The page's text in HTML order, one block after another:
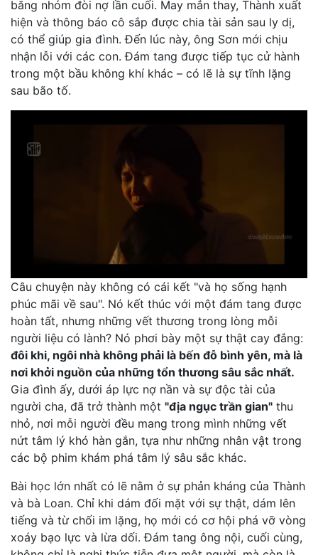
băng nhóm đòi nợ lần cuối. May mắn thay, Thành xuất
hiện và thông báo cô sắp được chia tài sản sau ly dị,
có thể giúp gia đình. Đến lúc này, ông Sơn mới chịu
nhận lỗi với các con. Đám tang được tiếp tục cử hành
trong một bầu không khí khác – có lẽ là sự tĩnh lặng
sau bão tố.
Câu chuyện này không có cái kết "và họ sống hạnh
phúc mãi về sau". Nó kết thúc với một đám tang được
hoàn tất, nhưng những vết thương trong lòng mỗi
người liệu có lành? Nó phơi bày một sự thật cay đắng:
đôi khi, ngôi nhà không phải là bến đỗ bình yên, mà là
nơi khởi nguồn của những tổn thương sâu sắc nhất.
Gia đình ấy, dưới áp lực nợ nần và sự độc tài của
người cha, đã trở thành một "địa ngục trần gian" thu
nhỏ, nơi mỗi người đều mang trong mình những vết
nứt tâm lý khó hàn gắn, tựa như những nhân vật trong
các bộ phim khám phá tâm lý sâu sắc khác.
Bài học lớn nhất có lẽ nằm ở sự phản kháng của Thành
và bà Loan. Chỉ khi dám đối mặt với sự thật, dám lên
tiếng và từ chối im lặng, họ mới có cơ hội phá vỡ vòng
xoáy bạo lực và lừa dối. Đám tang ông nội, cuối cùng,